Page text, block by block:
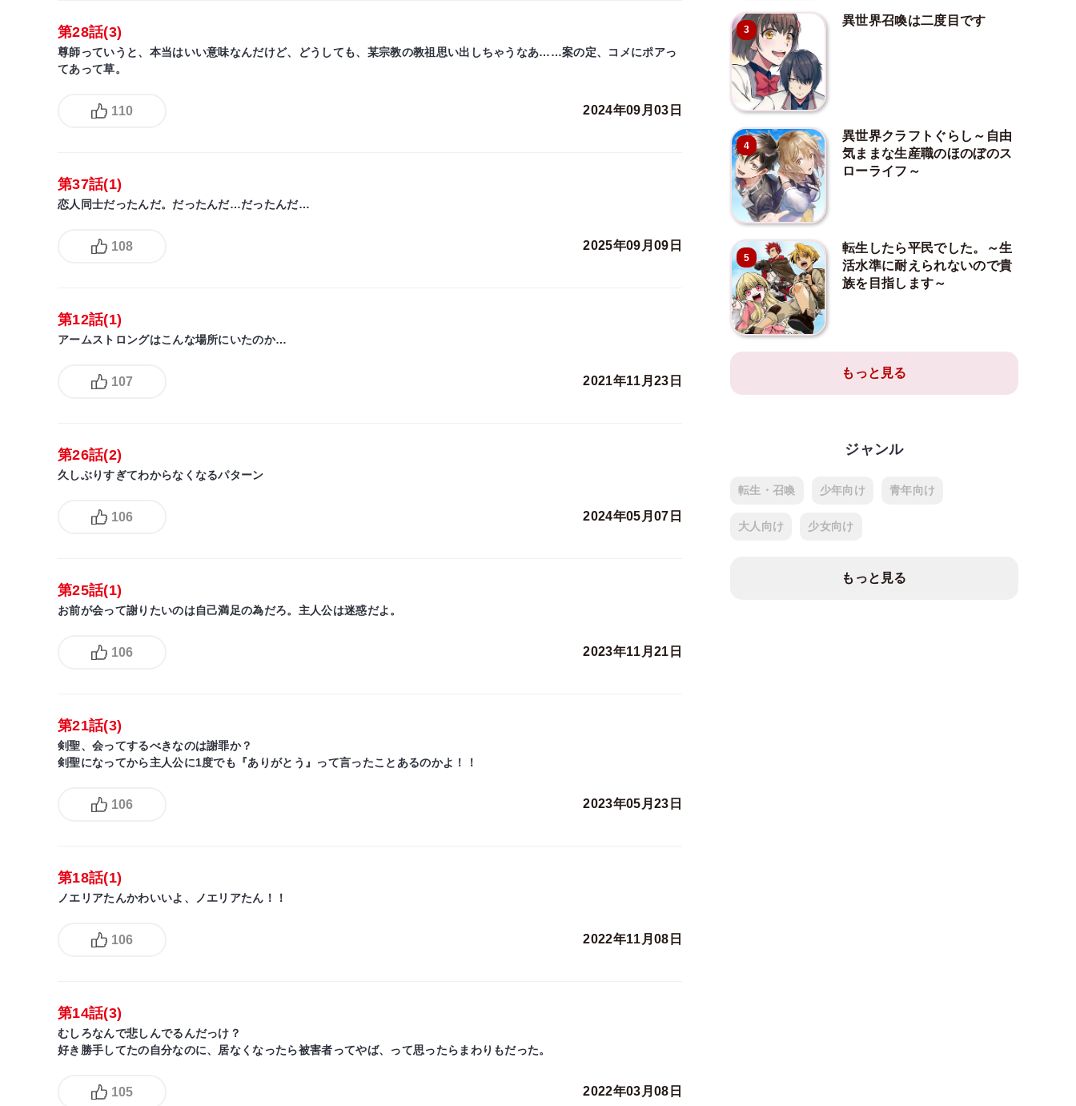
第28話(3)
尊師っていうと、本当はいい意味なんだけど、どうしても、某宗教の教祖思い出しちゃうなあ……案の定、コメにポアっ
てあって草。
110 2024年09月03日
第37話(1)
恋人同士だったんだ。だったんだ…だったんだ…
108 2025年09月09日
第12話(1)
アームストロングはこんな場所にいたのか…
107 2021年11月23日
第26話(2)
久しぶりすぎてわからなくなるパターン
106 2024年05月07日
第25話(1)
お前が会って謝りたいのは自己満足の為だろ。主人公は迷惑だよ。
106 2023年11月21日
第21話(3)
剣聖、会ってするべきなのは謝罪か？
剣聖になってから主人公に1度でも『ありがとう』って言ったことあるのかよ！！
106 2023年05月23日
第18話(1)
ノエリアたんかわいいよ、ノエリアたん！！
106 2022年11月08日
第14話(3)
むしろなんで悲しんでるんだっけ？
好き勝手してたの自分なのに、居なくなったら被害者ってやば、って思ったらまわりもだった。
105 2022年03月08日
3
異世界召喚は二度目です
4
異世界クラフトぐらし～自由
気ままな生産職のほのぼのス
ローライフ～
5
転生したら平民でした。～生
活水準に耐えられないので貴
族を目指します～
もっと見る
ジャンル
転生・召喚 少年向け 青年向け
大人向け 少女向け
もっと見る